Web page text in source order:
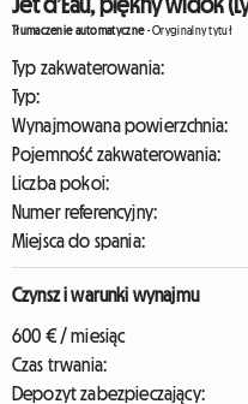
Jet d’Eau, piękny widok
Tłumaczenie automatyczne-Oryginalny tytuł
Typ zakwaterowania:
Typ:
Wynajmowana powierzchnia:
Pojemność zakwaterowania:
Liczba pokoi:
Numer referencyjny:
Miejsca do spania:
Czynsz i warunki wynajmu
600 € / miesiąc
Czas trwania:
Depozyt zabezpieczający: